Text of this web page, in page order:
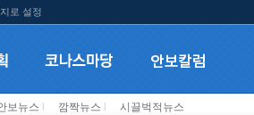
로 설정
보뉴스 깜짝뉴스 시끌벅적뉴스